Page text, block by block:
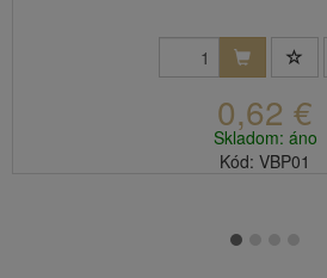
0,62 €
Skladom: áno
Kód: VBP01